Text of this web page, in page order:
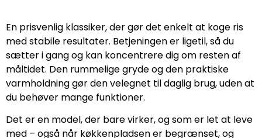
En prisvenlig klassiker, der gør det enkelt at koge ris
med stabile resultater. Betjeningen er ligetil, så du
sætter i gang og kan koncentrere dig om resten af
måltidet. Den rummelige gryde og den praktiske
varmholdning gør den velegnet til daglig brug, uden at
du behøver mange funktioner.
Det er en model, der bare virker, og som er let at leve
med – også når køkkenpladsen er begrænset, og